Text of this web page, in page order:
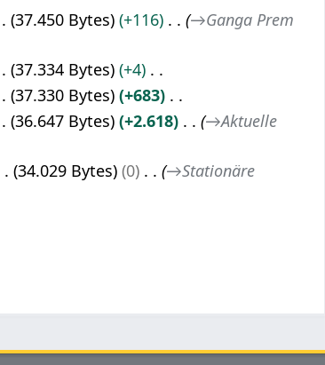
37.450 Bytes +116 →Ganga Prem
37.334 Bytes
+4
37.330 Bytes
+683
36.647 Bytes +2.618 →Aktuelle
34.029 Bytes 0 →Stationäre